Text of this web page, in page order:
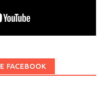
FACEBOOK